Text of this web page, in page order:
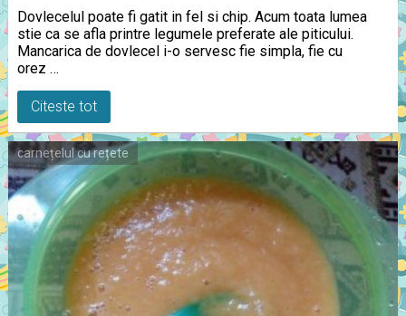
Dovlecelul poate fi gatit in fel si chip. Acum toata lumea
stie ca se afla printre legumele preferate ale piticului.
Mancarica de dovlecel i-o servesc fie simpla, fie cu
orez …
Citeste tot
carnețelul cu rețete